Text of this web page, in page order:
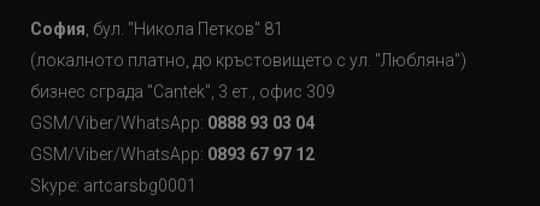
София , бул. "Никола Петков" 81
(локалното платно, до кръстовището с ул. "Любляна")
бизнес сграда "Cаntek", 3 ет., офис 309
GSM/Viber/WhatsApp: 0888 93 03 04
GSM/Viber/WhatsApp: 0893 67 97 12
Skype: artcarsbg0001